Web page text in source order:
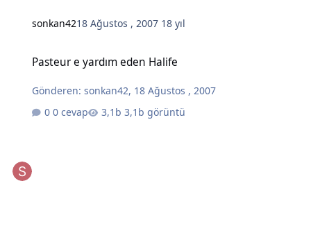
sonkan4218 Ağustos , 2007 18 yıl
Pasteur e yardım eden Halife
Gönderen:sonkan42, 18 Ağustos , 2007
0 cevap
3,1b görüntü